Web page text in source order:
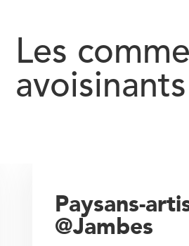
Les
avoisinants
Paysans-
@Jambes